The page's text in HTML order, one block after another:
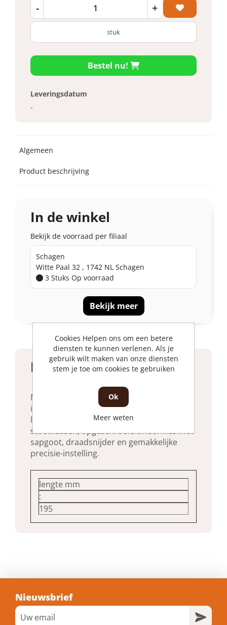
Product beschrijving
Met een smal, kort boven- en ondermes,
ideaal voor kleine handen. Gesmede
lichtmetalen handgrepen. Met
stootkussen, opgeschroefd ondermes met
sapgoot, draadsnijder en gemakkelijke
precisie-instelling.
lengte mm
:
195
- +
stuk
Bestel nu!
Leveringsdatum
-
Algemeen
Product beschrijving
In de winkel
Bekijk de voorraad per filiaal
Schagen
Witte Paal 32 , 1742 NL Schagen
3 Stuks Op voorraad
Bekijk meer
Nieuwsbrief
Cookies Helpen ons om een betere
diensten te kunnen verlenen. Als je
gebruik wilt maken van onze diensten
stem je toe om cookies te gebruiken
Ok
Meer weten